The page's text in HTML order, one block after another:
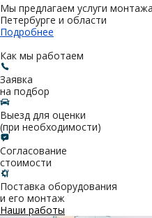
Мы предлагаем услуги
Петербурге и области
Подробнее
Как мы работаем
Заявка
на подбор
Выезд для оценки
(при необходимости)
Согласование
стоимости
Поставка оборудования
и его монтаж
Наши работы